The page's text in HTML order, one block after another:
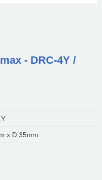
- DRC-4Y /
x D 35mm